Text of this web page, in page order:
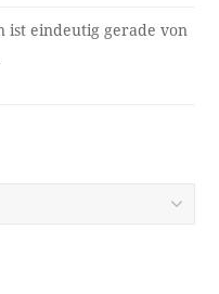
ist eindeutig gerade von